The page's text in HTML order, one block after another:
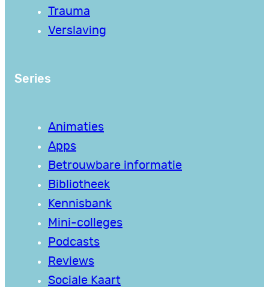
Trauma
Verslaving
Series
Animaties
Apps
Betrouwbare informatie
Bibliotheek
Kennisbank
Mini-colleges
Podcasts
Reviews
Sociale Kaart